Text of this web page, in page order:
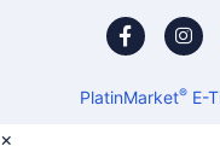
PlatinMarket®E-
×